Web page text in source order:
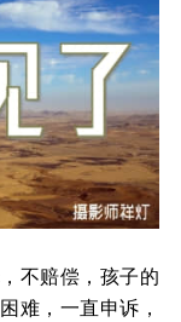
不赔偿，孩子的
难，一直申诉，